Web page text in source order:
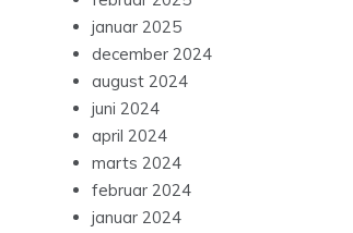
januar 2025
december 2024
august 2024
juni 2024
april 2024
marts 2024
februar 2024
januar 2024